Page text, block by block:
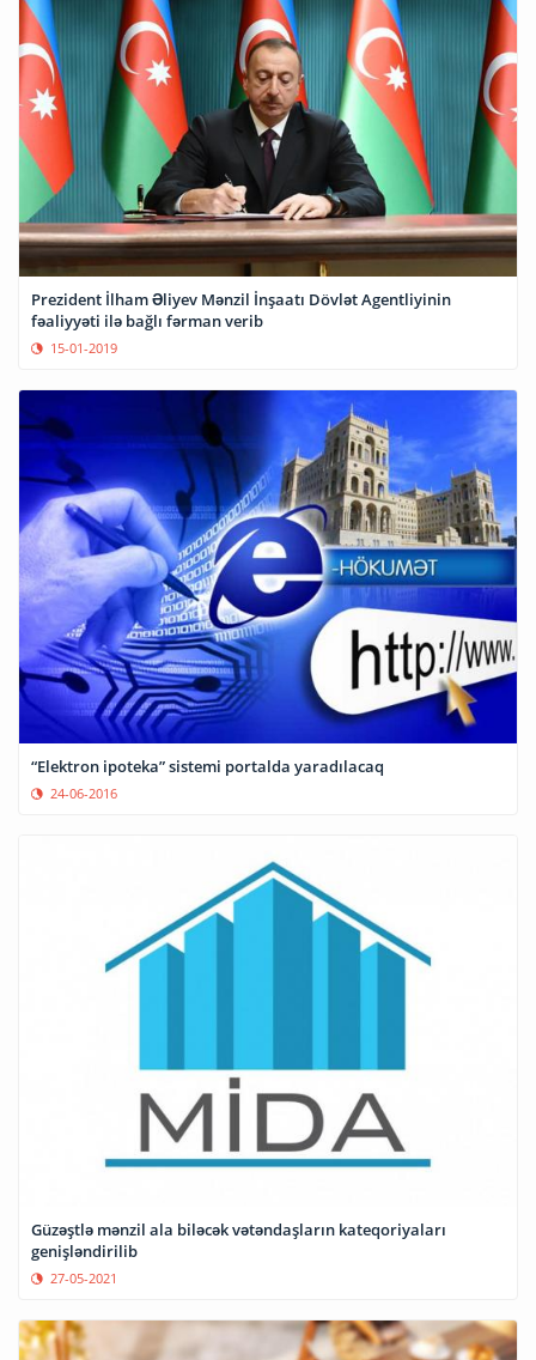
Prezident İlham Əliyev Mənzil İnşaatı Dövlət Agentliyinin
fəaliyyəti ilə bağlı fərman verib
15-01-2019
“Elektron ipoteka” sistemi portalda yaradılacaq
24-06-2016
Güzəştlə mənzil ala biləcək vətəndaşların kateqoriyaları
genişləndirilib
27-05-2021